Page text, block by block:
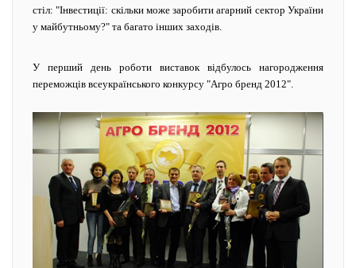
стіл: "Інвестиції: скільки може заробити агарний сектор України
у майбутньому?" та багато інших заходів.
У перший день роботи виставок відбулось нагородження
переможців всеукраїнського конкурсу "Агро бренд 2012".